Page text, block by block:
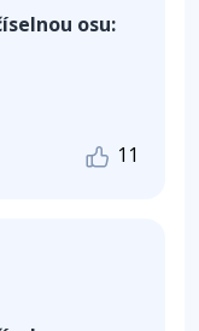
osu:
11